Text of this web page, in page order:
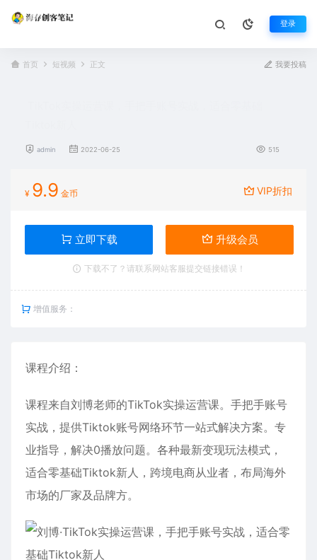
登录
首页 短视频 正文 我要投稿
admin 2022-06-25 515
¥ 9.9 金币 VIP折扣
立即下载 升级会员
下载不了？请联系网站客服提交链接错误！
增值服务：
课程介绍：
课程来自刘博老师的TikTok实操运营课。手把手账号
实战，提供Tiktok账号网络环节一站式解决方案。专
业指导，解决0播放问题。各种最新变现玩法模式，
适合零基础Tiktok新人，跨境电商从业者，布局海外
市场的厂家及品牌方。